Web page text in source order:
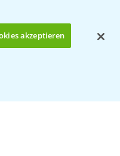
akzeptieren